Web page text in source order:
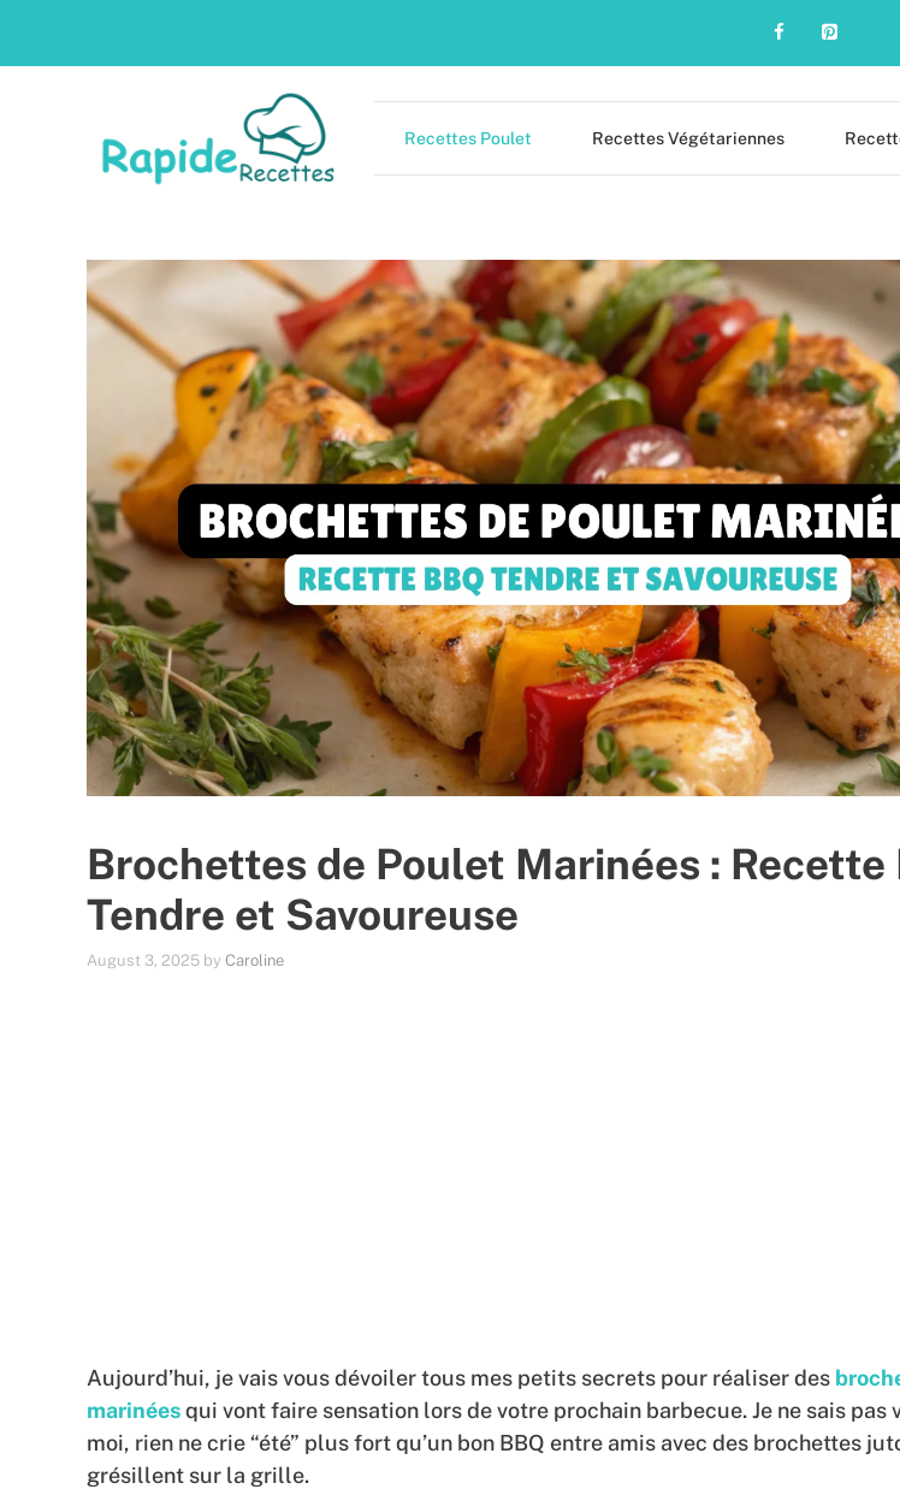
Recettes Poulet Recettes Végétariennes
Brochettes de Poulet Marinées : Recette
Tendre et Savoureuse
August 3, 2025 by Caroline
Aujourd’hui, je vais vous dévoiler tous mes petits secrets pour réaliser des
marinéesqui vont faire sensation lors de votre prochain barbecue. Je ne sais pas
moi, rien ne crie “été” plus fort qu’un bon BBQ entre amis avec des brochettes
grésillent sur la grille.